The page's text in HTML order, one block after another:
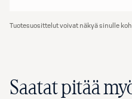
Tuotesuosittelut voivat näkyä sinulle
Saatat pitää